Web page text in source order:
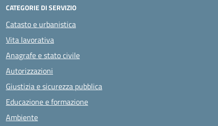
CATEGORIE DI SERVIZIO
Catasto e urbanistica
Vita lavorativa
Anagrafe e stato civile
Autorizzazioni
Giustizia e sicurezza pubblica
Educazione e formazione
Ambiente